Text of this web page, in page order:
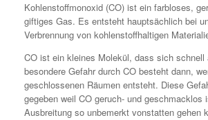
Kohlenstoffmonoxid (CO) ist ein farbloses,
giftiges Gas. Es entsteht hauptsächlich bei
Verbrennung von kohlenstoffhaltigen
CO ist ein kleines Molekül, dass sich schnell
besondere Gefahr durch CO besteht dann,
geschlossenen Räumen entsteht. Diese
gegeben weil CO geruch- und geschmacklos
Ausbreitung so unbemerkt vonstatten gehen